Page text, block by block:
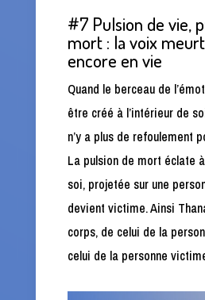
#7 Pulsion de vie,
mort : la voix
encore en vie
Quand le berceau de
être créé à l’intérieur de
n’y a plus de refoulement
La pulsion de mort éclate
soi, projetée sur une
devient victime. Ainsi
corps, de celui de la
celui de la personne